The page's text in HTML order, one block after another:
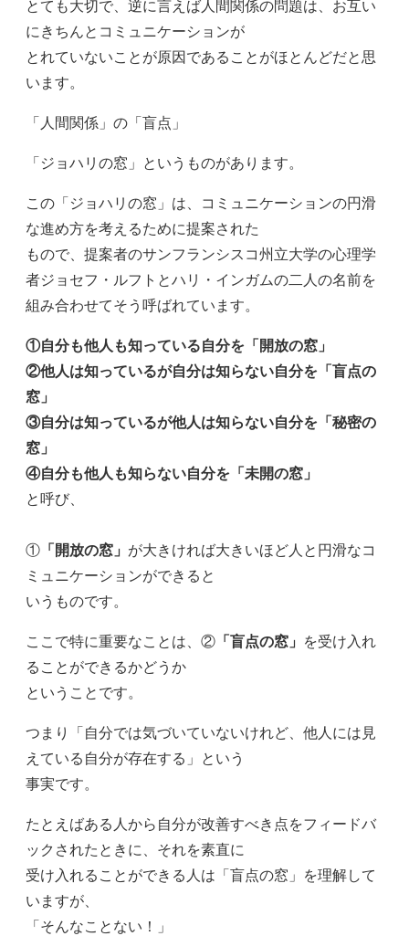
とても大切で、逆に言えば人間関係の問題は、お互い
にきちんとコミュニケーションが
とれていないことが原因であることがほとんどだと思
います。
「人間関係」の「盲点」
「ジョハリの窓」というものがあります。
この「ジョハリの窓」は、コミュニケーションの円滑
な進め方を考えるために提案された
もので、提案者のサンフランシスコ州立大学の心理学
者ジョセフ・ルフトとハリ・インガムの二人の名前を
組み合わせてそう呼ばれています。
①自分も他人も知っている自分を「開放の窓」
②他人は知っているが自分は知らない自分を「盲点の
窓」
③自分は知っているが他人は知らない自分を「秘密の
窓」
④自分も他人も知らない自分を「未開の窓」
と呼び、
① 「開放の窓」 が大きければ大きいほど人と円滑なコ
ミュニケーションができると
いうものです。
ここで特に重要なことは、② 「盲点の窓」
を受け入れ
ることができるかどうか
ということです。
つまり「自分では気づいていないけれど、他人には見
えている自分が存在する」という
事実です。
たとえばある人から自分が改善すべき点をフィードバ
ックされたときに、それを素直に
受け入れることができる人は「盲点の窓」を理解して
いますが、
「そんなことない！」